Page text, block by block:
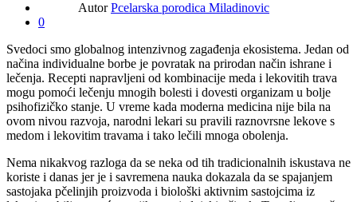
AutorPcelarska porodica Miladinovic
0
Svedoci smo globalnog intenzivnog zagađenja ekosistema. Jedan od
načina individualne borbe je povratak na prirodan način ishrane i
lečenja. Recepti napravljeni od kombinacije meda i lekovitih trava
mogu pomoći lečenju mnogih bolesti i dovesti organizam u bolje
psihofizičko stanje. U vreme kada moderna medicina nije bila na
ovom nivou razvoja, narodni lekari su pravili raznovrsne lekove s
medom i lekovitim travama i tako lečili mnoga obolenja.
Nema nikakvog razloga da se neka od tih tradicionalnih iskustava ne
koriste i danas jer je i savremena nauka dokazala da se spajanjem
sastojaka pčelinjih proizvoda i biološki aktivnim sastojcima iz